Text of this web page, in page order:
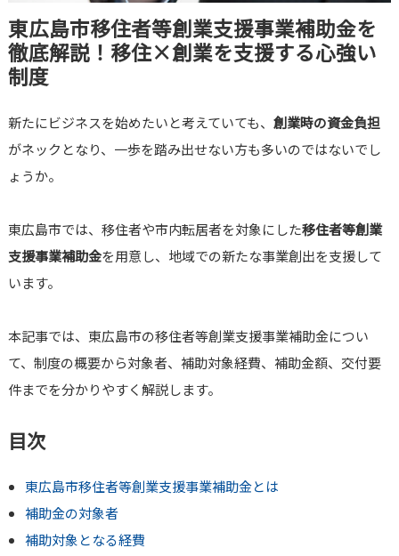
東広島市移住者等創業支援事業補助金を
徹底解説！移住×創業を支援する心強い
制度
新たにビジネスを始めたいと考えていても、 創業時の資金負担
がネックとなり、一歩を踏み出せない方も多いのではないでし
ょうか。
東広島市では、移住者や市内転居者を対象にした移住者等創業
支援事業補助金を用意し、地域での新たな事業創出を支援して
います。
本記事では、東広島市の移住者等創業支援事業補助金につい
て、制度の概要から対象者、補助対象経費、補助金額、交付要
件までを分かりやすく解説します。
目次
東広島市移住者等創業支援事業補助金とは
補助金の対象者
補助対象となる経費